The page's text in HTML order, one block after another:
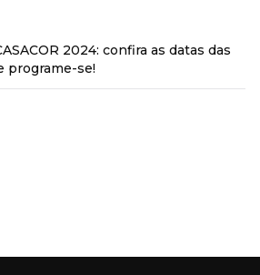
2024: confira as datas das
programe-se!